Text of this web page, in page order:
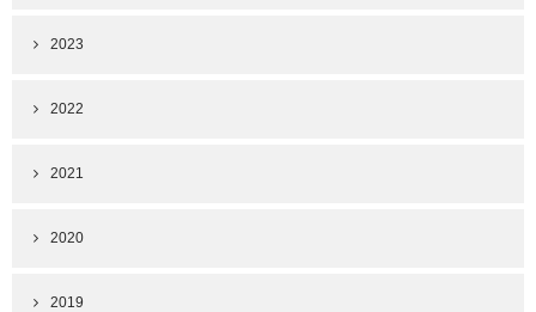
2023
2022
2021
2020
2019